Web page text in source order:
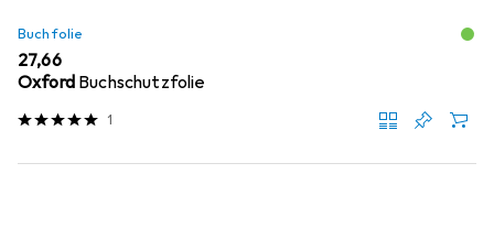
Buchfolie
EUR
27,66
Oxford Buchschutzfolie
1